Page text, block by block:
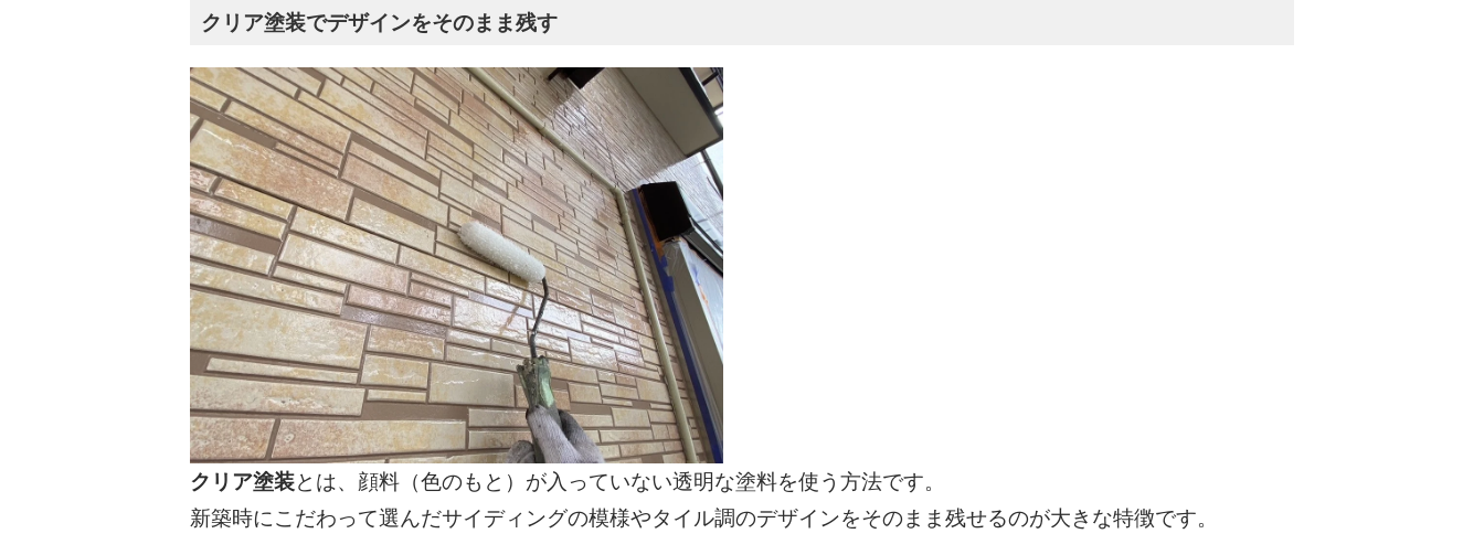
クリア塗装でデザインをそのまま残す
クリア塗装とは、顔料（色のもと）が入っていない透明な塗料を使う方法です。
新築時にこだわって選んだサイディングの模様やタイル調のデザインをそのまま残せるのが大きな特徴です。